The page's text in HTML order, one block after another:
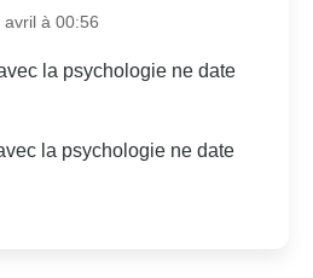
à 00:56
la psychologie ne date
la psychologie ne date